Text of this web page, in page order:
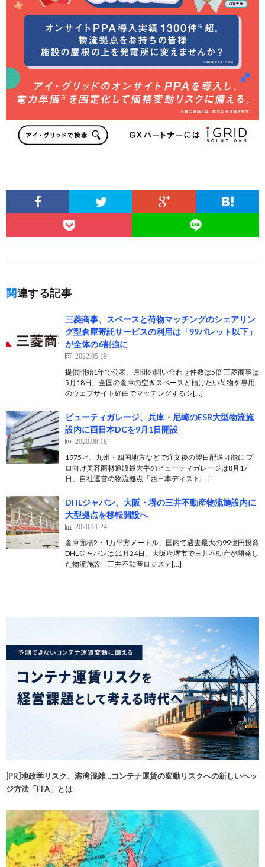
関連する記事
三菱商事、スペースと荷物マッチングのシェアリン
グ型倉庫寄託サービスの利用は「99パレット以下」
が全体の6割強に
2022.05.19
提供開始1年で公表、月間の問い合わせ件数は5倍 三菱商事は
5月18日、全国の倉庫の空きスペースと預けたい荷物を専用
のウェブサイト経由でマッチングするシ[…]
ビューティガレージ、兵庫・尼崎のESR大型物流施
設内に西日本DCを9月1日開設
2020.08.18
1975坪、九州・四国地方などで注文後の翌日配送可能に プ
ロ向け美容商材通販最大手のビューティガレージは8月17
日、自社運営の物流拠点「西日本ディスト[…]
DHLジャパン、大阪・堺の三井不動産物流施設内に
大型拠点を移転開設へ
2020.11.24
倉庫面積2・1万平方メートル、国内で過去最大の99億円投資
DHLジャパンは11月24日、大阪府堺市で三井不動産が開発し
た物流施設「三井不動産ロジステ[…]
[PR]地政学リスク、港湾混雑…コンテナ運賃の変動リスクへの新しいヘッ
ジ方法「FFA」とは